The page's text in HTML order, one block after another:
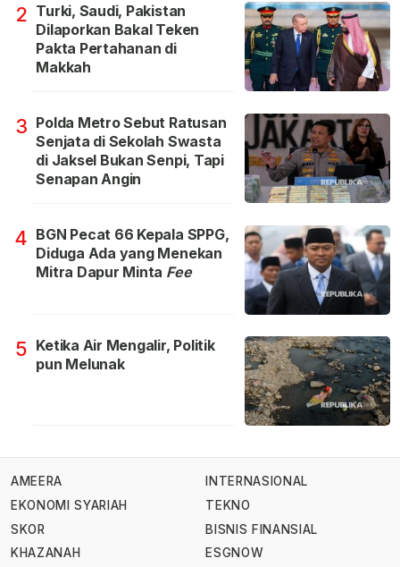
2 Turki, Saudi, Pakistan
Dilaporkan Bakal Teken
Pakta Pertahanan di
Makkah
3 Polda Metro Sebut Ratusan
Senjata di Sekolah Swasta
di Jaksel Bukan Senpi, Tapi
Senapan Angin
4 BGN Pecat 66 Kepala SPPG,
Diduga Ada yang Menekan
Mitra Dapur Minta Fee
5 Ketika Air Mengalir, Politik
pun Melunak
AMEERA
EKONOMI SYARIAH
SKOR
KHAZANAH
INTERNASIONAL
TEKNO
BISNIS FINANSIAL
ESGNOW